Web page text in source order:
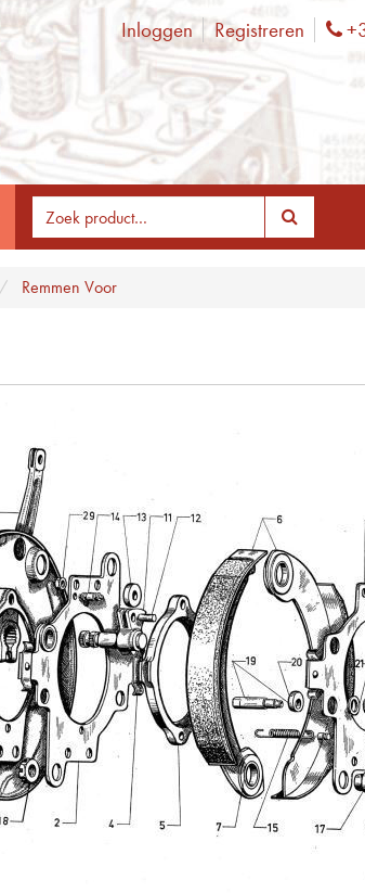
Inloggen Registreren
Remmen Voor